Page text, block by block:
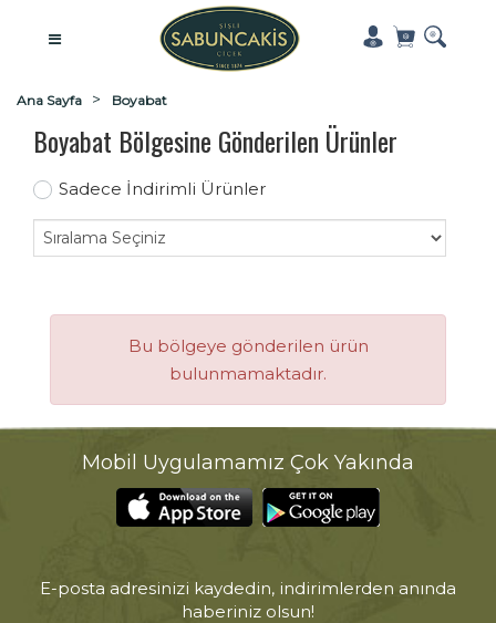
Ana Sayfa Boyabat
Boyabat Bölgesine Gönderilen Ürünler
Sadece İndirimli Ürünler
Bu bölgeye gönderilen ürün
bulunmamaktadır.
Mobil Uygulamamız Çok Yakında
E-posta adresinizi kaydedin, indirimlerden anında
haberiniz olsun!